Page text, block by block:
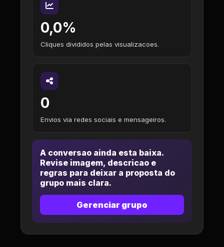
0,0%
Cliques divididos pelas visualizacoes.
0
Envios via redes sociais e mensageiros.
A conversao ainda esta baixa.
Revise imagem, descricao e
regras para deixar a proposta do
grupo mais clara.
Gerenciar grupo